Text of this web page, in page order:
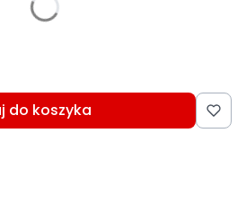
do koszyka